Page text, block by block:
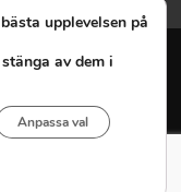
site och
därtill.
upplevelsen på
av dem i
Anpassa val